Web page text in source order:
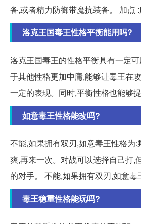
备,或者精力防御带魔抗装备。 加点 :
洛克王国毒王性格平衡能用吗?
洛克王国毒王的性格平衡具有一定
于其他性格更加中庸,能够让毒王在
一定的表现。同时,平衡性格也能够提
如意毒王性格能改吗?
不能,如果拥有双刃,如意毒王性格为
爽,再来一次。对战可以选择自己打,
的对手。 不能,如果拥有双刃,如意毒
毒王稳重性格能玩吗?